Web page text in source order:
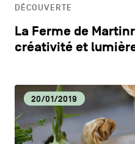
DÉCOUVERTE
La Ferme de
créativité et
20/01/2019